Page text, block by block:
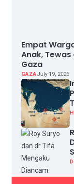
Empat
Anak,
Gaza
GAZAJuly 19, 2026